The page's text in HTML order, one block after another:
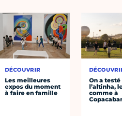
DÉCOUVRIR
Les meilleures
expos du moment
à faire en famille
On a testé
l’altinha,
comme à